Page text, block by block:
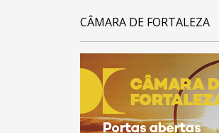
CÂMARA DE FORTALEZA